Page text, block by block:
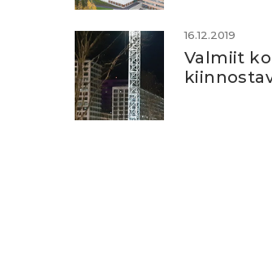
16.12.2019
Valmiit